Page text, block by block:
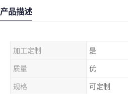
产品描述
加工定制 是
质量 优
规格 可定制